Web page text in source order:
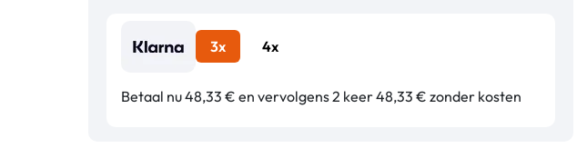
3x 4x
Betaal nu 48,33 € en vervolgens 2 keer 48,33 € zonder kosten